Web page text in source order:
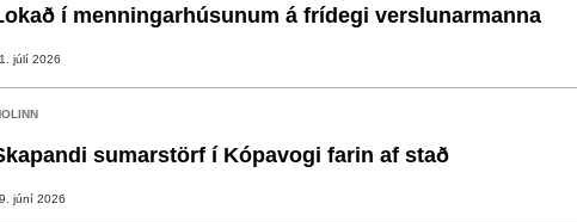
í menningarhúsunum á frídegi verslunarmanna
júlí 2026
sumarstörf í Kópavogi farin af stað
júní 2026